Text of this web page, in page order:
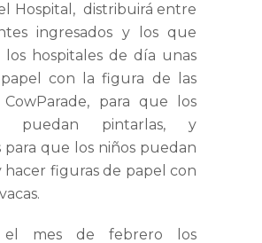
Hospital, distribuirá entre
ingresados y los que
los hospitales de día unas
con la figura de las
para que los
puedan pintarlas, y
para que los niños puedan
hacer figuras de papel con
el mes de febrero los